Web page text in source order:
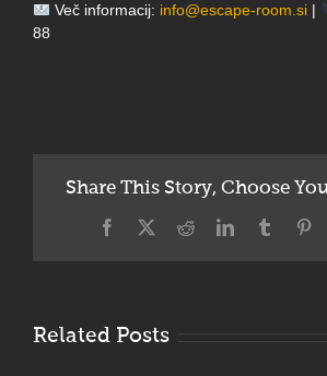
Več informacij: info@escape-room.si|
88
Share This Story, Choose
Facebook
X RedditLinkedInTumblr
Related Posts